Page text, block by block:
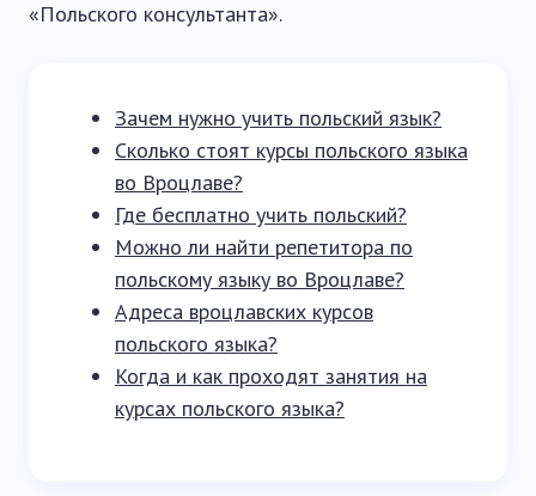
«Польского консультанта».
Зачем нужно учить польский язык?
Сколько стоят курсы польского языка
во Вроцлаве?
Где бесплатно учить польский?
Можно ли найти репетитора по
польскому языку во Вроцлаве?
Адреса вроцлавских курсов
польского языка?
Когда и как проходят занятия на
курсах польского языка?